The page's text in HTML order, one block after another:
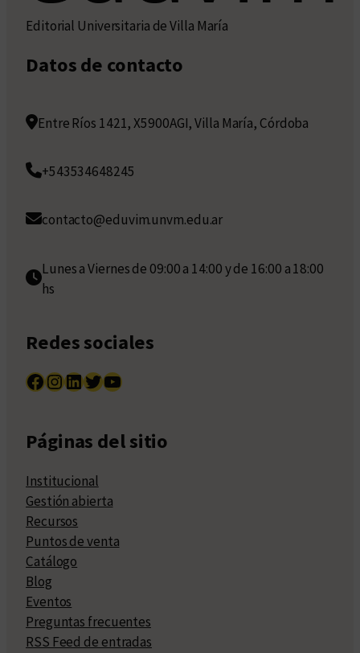
Editorial Universitaria de Villa María
Datos de contacto
Entre Ríos 1421, X5900AGI, Villa María, Córdoba
+543534648245
contacto@eduvim.unvm.edu.ar
Lunes a Viernes de 09:00 a 14:00 y de 16:00 a 18:00
hs
Redes sociales
Facebook InstagramLinkedIn Twitter YouTube
Páginas del sitio
Institucional
Gestión abierta
Recursos
Puntos de venta
Catálogo
Blog
Eventos
Preguntas frecuentes
RSS Feed de entradas